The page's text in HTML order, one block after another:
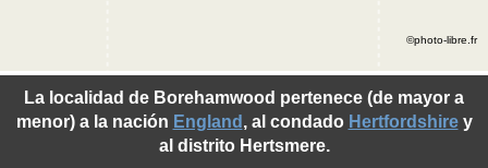
La localidad de Borehamwood pertenece (de mayor a
menor) a la nación England , al condado Hertfordshirey
al distrito Hertsmere.
©photo-libre.fr